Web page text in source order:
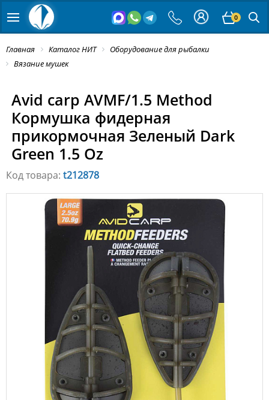
0
Главная Каталог НИТ
Оборудование для рыбалки
Вязание мушек
Avid carp AVMF/1.5 Method
Кормушка фидерная
прикормочная Зеленый Dark
Green 1.5 Oz
Код товара: t212878